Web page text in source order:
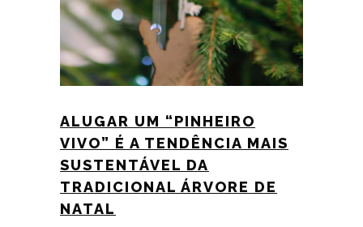
ALUGAR UM “PINHEIRO
VIVO” É A TENDÊNCIA MAIS
SUSTENTÁVEL DA
TRADICIONAL ÁRVORE DE
NATAL